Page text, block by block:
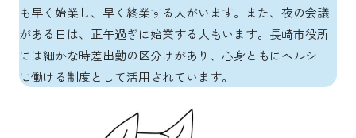
も早く始業し、早く終業する人がいます。また、夜の会議
がある日は、正午過ぎに始業する人もいます。長崎市役所
には細かな時差出勤の区分けがあり、心身ともにヘルシー
に働ける制度として活用されています。